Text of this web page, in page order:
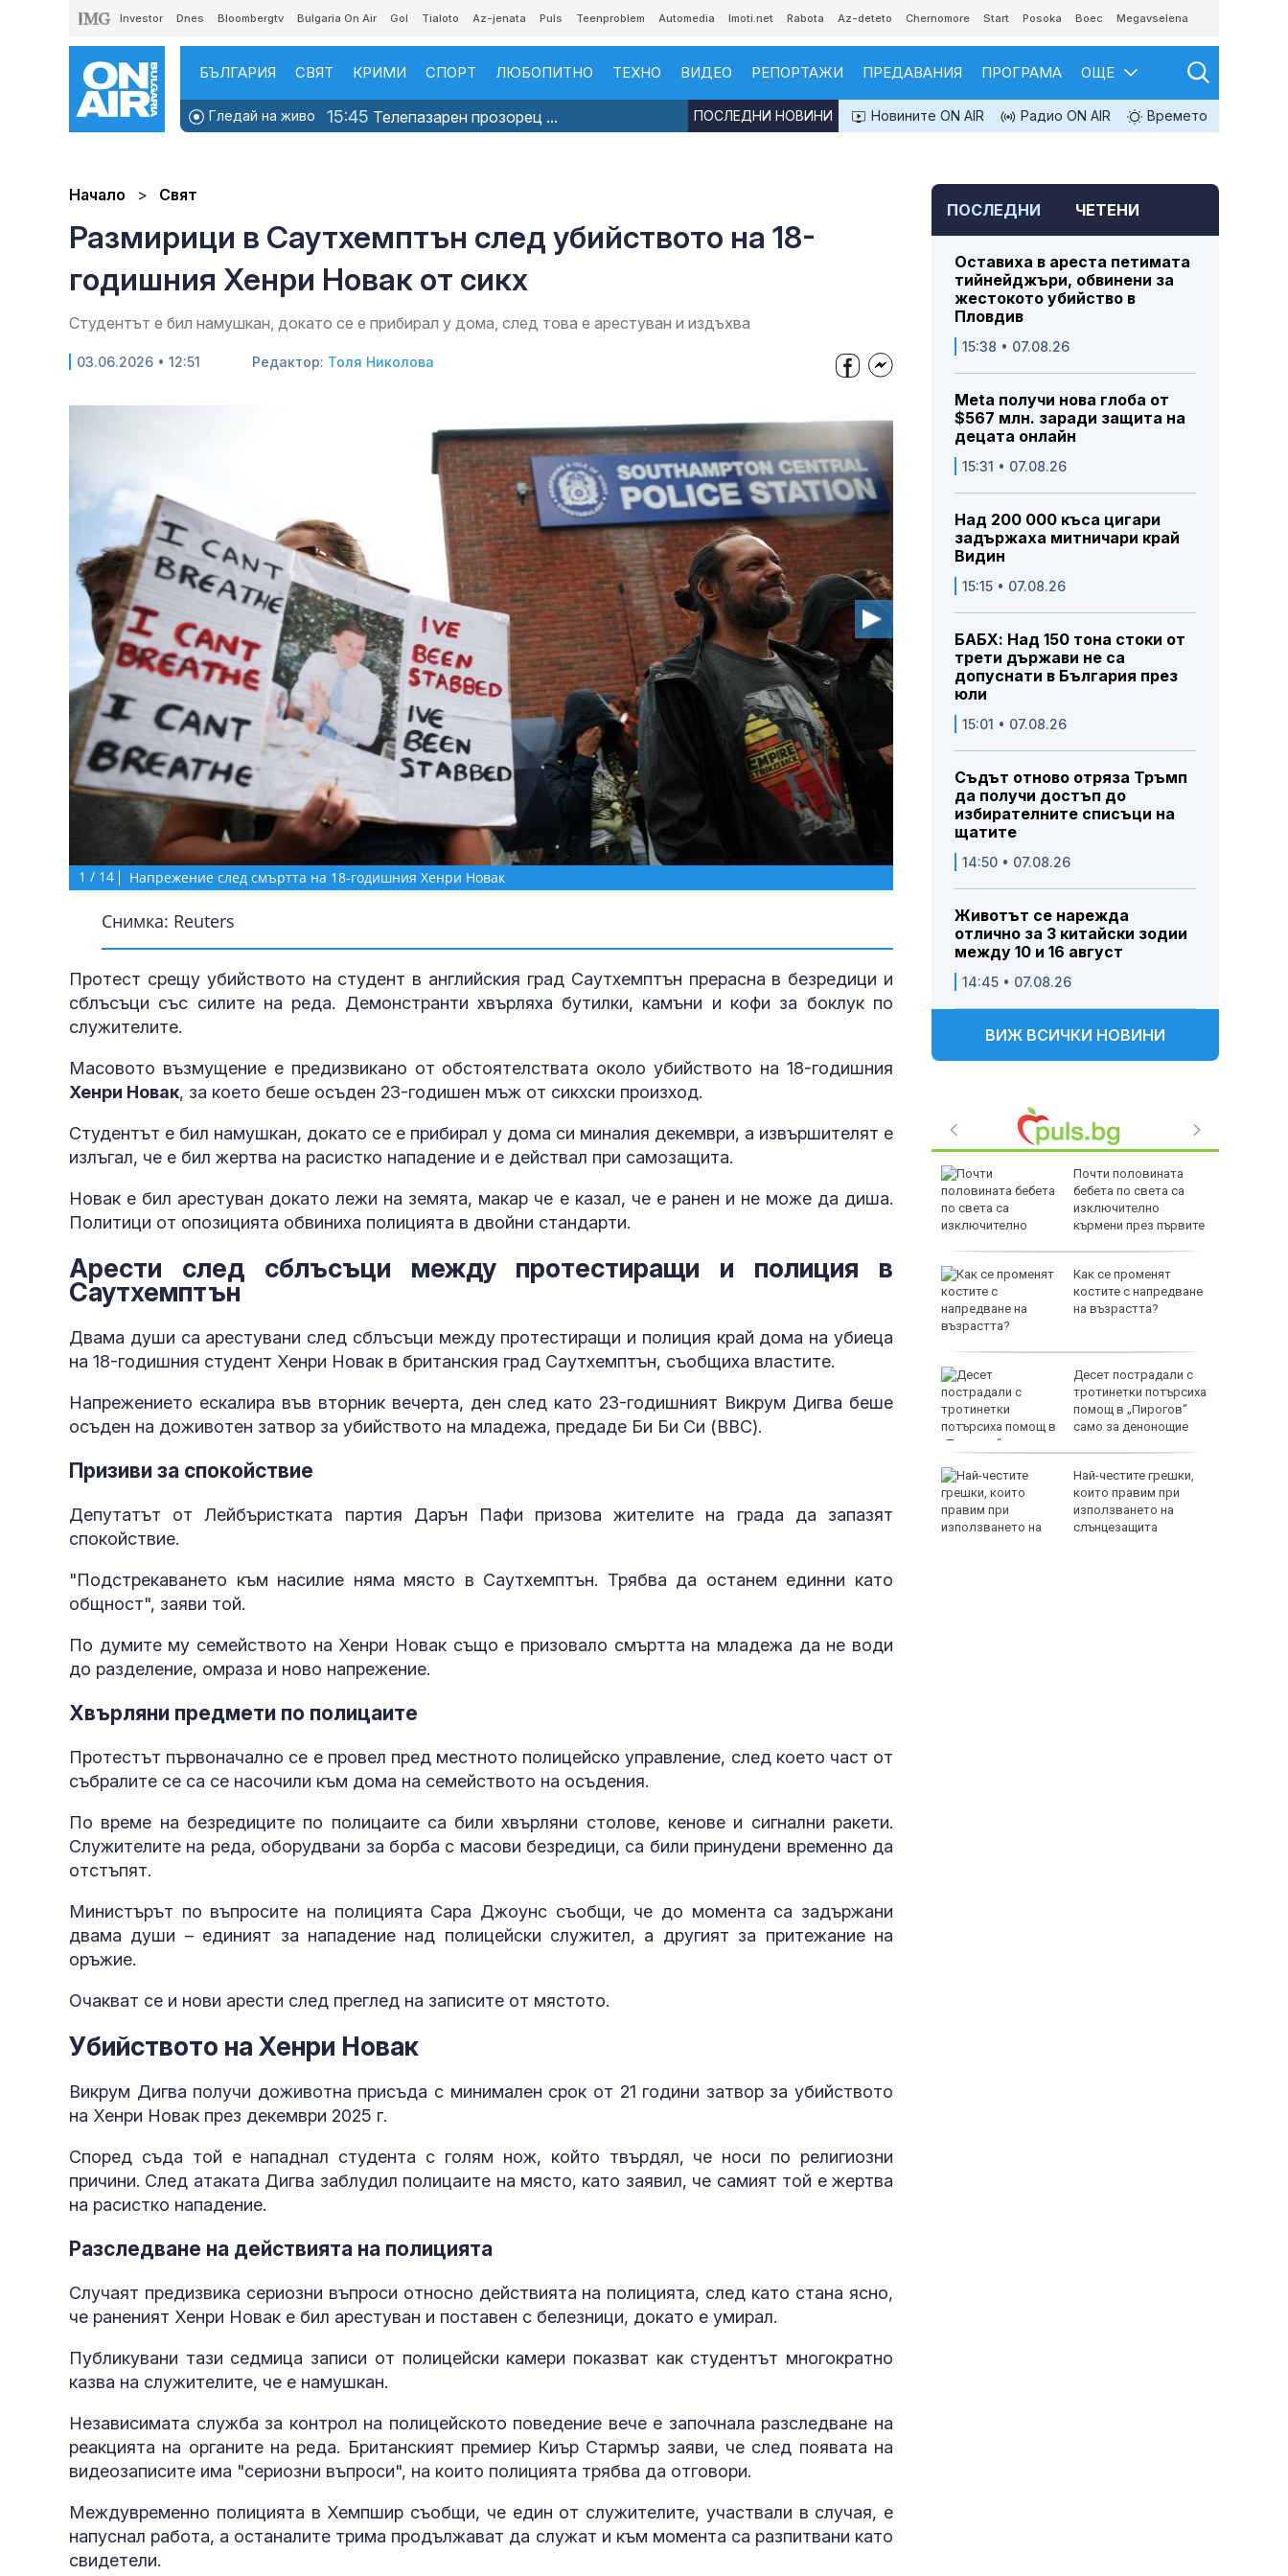
Investor Dnes Bloombergtv Bulgaria On Air Gol Tialoto Az-jenata Puls Teenproblem Automedia Imoti.net Rabota Az-deteto Chernomore Start Posoka Boec Megavselena
БЪЛГАРИЯ СВЯТ КРИМИ СПОРТ ЛЮБОПИТНО ТЕХНО ВИДЕО РЕПОРТАЖИ ПРЕДАВАНИЯ ПРОГРАМА ОЩЕ
Гледай на живо 15:45 Телепазарен прозорец ... Новините ON AIR Радио ON AIR Времето
ПОСЛЕДНИ НОВИНИ
Начало Свят
Размирици в Саутхемптън след убийството на 18-
годишния Хенри Новак от сикх
Студентът е бил намушкан, докато се е прибирал у дома, след това е арестуван и издъхва
03.06.2026 • 12:51 Редактор: Толя Николова
1 / 14 Напрежение след смъртта на 18-годишния Хенри Новак
Снимка: Reuters
Протест срещу убийството на студент в английския град Саутхемптън прерасна в безредици и
сблъсъци със силите на реда. Демонстранти хвърляха бутилки, камъни и кофи за боклук по
служителите.
Масовото възмущение е предизвикано от обстоятелствата около убийството на 18-годишния
Хенри Новак, за което беше осъден 23-годишен мъж от сикхски произход.
Студентът е бил намушкан, докато се е прибирал у дома си миналия декември, а извършителят е
излъгал, че е бил жертва на расистко нападение и е действал при самозащита.
Новак е бил арестуван докато лежи на земята, макар че е казал, че е ранен и не може да диша.
Политици от опозицията обвиниха полицията в двойни стандарти.
Арести след сблъсъци между протестиращи и полиция в
Саутхемптън
Двама души са арестувани след сблъсъци между протестиращи и полиция край дома на убиеца
на 18-годишния студент Хенри Новак в британския град Саутхемптън, съобщиха властите.
Напрежението ескалира във вторник вечерта, ден след като 23-годишният Викрум Дигва беше
осъден на доживотен затвор за убийството на младежа, предаде Би Би Си (BBC).
Призиви за спокойствие
Депутатът от Лейбъристката партия Дарън Пафи призова жителите на града да запазят
спокойствие.
"Подстрекаването към насилие няма място в Саутхемптън. Трябва да останем единни като
общност", заяви той.
По думите му семейството на Хенри Новак също е призовало смъртта на младежа да не води
до разделение, омраза и ново напрежение.
Хвърляни предмети по полицаите
Протестът първоначално се е провел пред местното полицейско управление, след което част от
събралите се са се насочили към дома на семейството на осъдения.
По време на безредиците по полицаите са били хвърляни столове, кенове и сигнални ракети.
Служителите на реда, оборудвани за борба с масови безредици, са били принудени временно да
отстъпят.
Министърът по въпросите на полицията Сара Джоунс съобщи, че до момента са задържани
двама души – единият за нападение над полицейски служител, а другият за притежание на
оръжие.
Очакват се и нови арести след преглед на записите от мястото.
Убийството на Хенри Новак
Викрум Дигва получи доживотна присъда с минимален срок от 21 години затвор за убийството
на Хенри Новак през декември 2025 г.
Според съда той е нападнал студента с голям нож, който твърдял, че носи по религиозни
причини. След атаката Дигва заблудил полицаите на място, като заявил, че самият той е жертва
на расистко нападение.
Разследване на действията на полицията
Случаят предизвика сериозни въпроси относно действията на полицията, след като стана ясно,
че раненият Хенри Новак е бил арестуван и поставен с белезници, докато е умирал.
Публикувани тази седмица записи от полицейски камери показват как студентът многократно
казва на служителите, че е намушкан.
Независимата служба за контрол на полицейското поведение вече е започнала разследване на
реакцията на органите на реда. Британският премиер Киър Стармър заяви, че след появата на
видеозаписите има "сериозни въпроси", на които полицията трябва да отговори.
Междувременно полицията в Хемпшир съобщи, че един от служителите, участвали в случая, е
напуснал работа, а останалите трима продължават да служат и към момента са разпитвани като
свидетели.
ПОСЛЕДНИ ЧЕТЕНИ
Оставиха в ареста петимата
тийнейджъри, обвинени за
жестокото убийство в
Пловдив
15:38 • 07.08.26
Meta получи нова глоба от
$567 млн. заради защита на
децата онлайн
15:31 • 07.08.26
Над 200 000 къса цигари
задържаха митничари край
Видин
15:15 • 07.08.26
БАБХ: Над 150 тона стоки от
трети държави не са
допуснати в България през
юли
15:01 • 07.08.26
Съдът отново отряза Тръмп
да получи достъп до
избирателните списъци на
щатите
14:50 • 07.08.26
Животът се нарежда
отлично за 3 китайски зодии
между 10 и 16 август
14:45 • 07.08.26
ВИЖ ВСИЧКИ НОВИНИ
за изборите във
Откриха огнище на
проблеми на
Антарктида в разгара
на зимата
Почти половината
бебета по света са
изключително
кърмени през първите
Как се променят
костите с напредване
на възрастта?
Десет пострадали с
тротинетки потърсиха
помощ в „Пирогов“
само за денонощие
Най-честите грешки,
които правим при
използването на
слънцезащита